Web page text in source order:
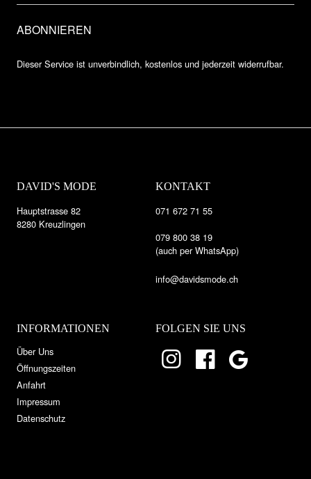
Dieser Service ist unverbindlich, kostenlos und jederzeit widerrufbar.
DAVID'S MODE
Hauptstrasse 82
8280 Kreuzlingen
KONTAKT
071 672 71 55
079 800 38 19
(auch per WhatsApp)
info@davidsmode.ch
INFORMATIONEN
Über Uns
Öffnungszeiten
Anfahrt
Impressum
Datenschutz
FOLGEN SIE UNS